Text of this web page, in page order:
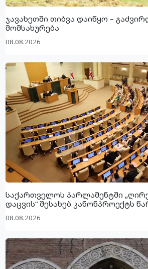
ჯავახეთში თიბვა დაიწყო –
მომსახურება
08.08.2026
საქართველოს პარლამენტში
დაცვის“ შესახებ კანონპროექტს
08.08.2026